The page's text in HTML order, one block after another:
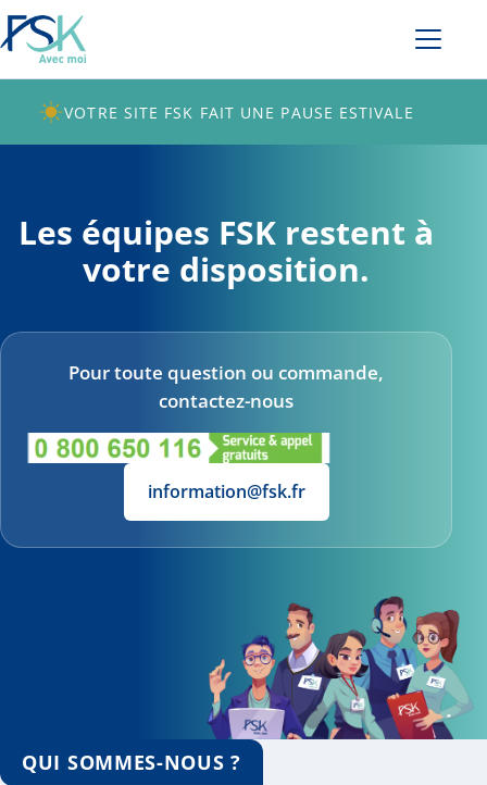
VOTRE SITE FSK FAIT UNE PAUSE ESTIVALE
Les équipes FSK restent à
votre disposition.
Pour toute question ou commande,
contactez-nous
information@fsk.fr
QUI SOMMES-NOUS ?